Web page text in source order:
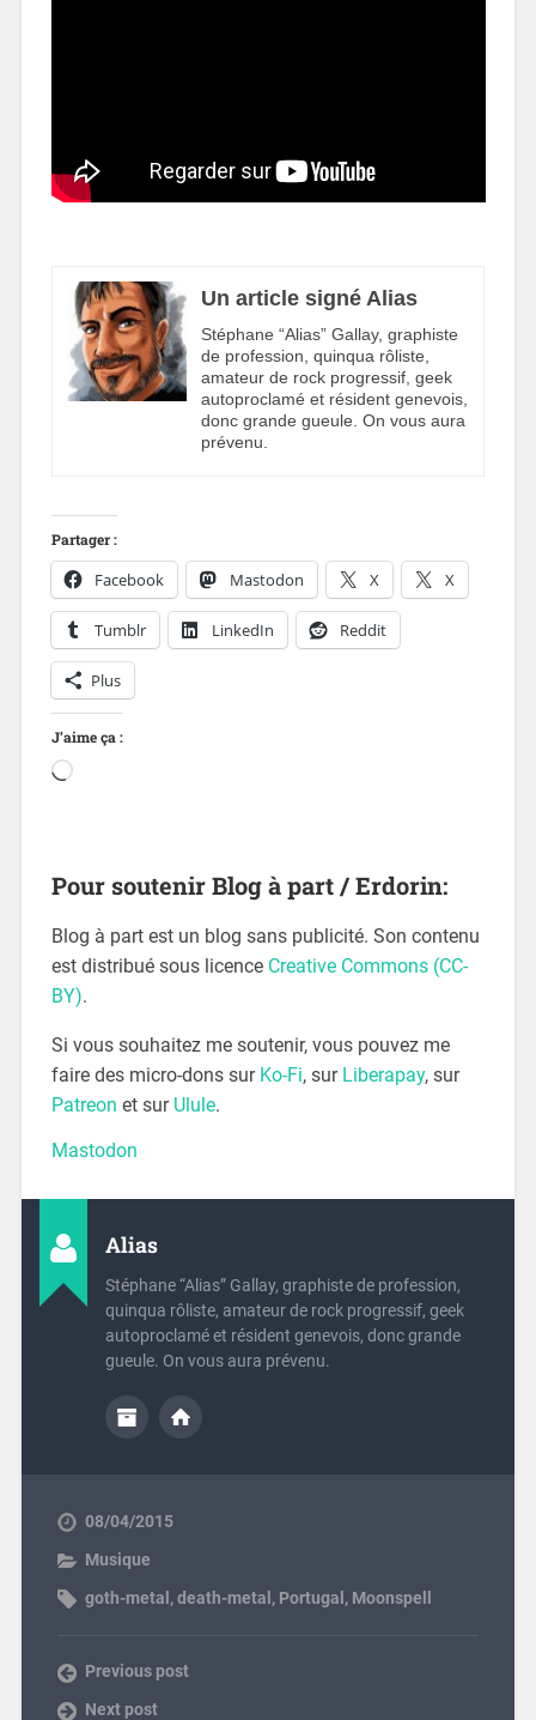
Un article signé Alias
Stéphane “Alias” Gallay, graphiste
de profession, quinqua rôliste,
amateur de rock progressif, geek
autoproclamé et résident genevois,
donc grande gueule. On vous aura
prévenu.
Partager :
Facebook Mastodon X X
Tumblr LinkedIn Reddit
Plus
J’aime ça :
Pour soutenir Blog à part / Erdorin:
Blog à part est un blog sans publicité. Son contenu
est distribué sous licence Creative Commons (CC-
BY).
Si vous souhaitez me soutenir, vous pouvez me
faire des micro-dons sur Ko-Fi, sur Liberapay, sur
Patreon et sur Ulule.
Mastodon
Alias
Stéphane “Alias” Gallay, graphiste de profession,
quinqua rôliste, amateur de rock progressif, geek
autoproclamé et résident genevois, donc grande
gueule. On vous aura prévenu.
08/04/2015
Musique
goth-metal ,death-metal , Portugal , Moonspell
Previous post
Next post